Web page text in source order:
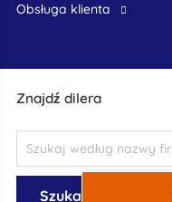
Znajdź dilera
obsługa klienta